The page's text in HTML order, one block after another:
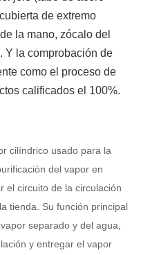
de extremo
la mano, zócalo del
Y la comprobación de
como el proceso de
calificados el 100%.
cilíndrico usado para la
del vapor en
el circuito de la circulación
tienda. Su función principal
separado y del agua,
y entregar el vapor